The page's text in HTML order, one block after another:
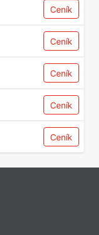
Ceník
Ceník
Ceník
Ceník
Ceník